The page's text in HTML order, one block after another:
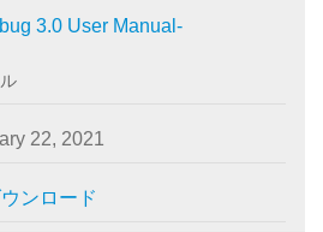
3.0 User Manual-
22, 2021
ンロード